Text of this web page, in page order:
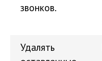
звонков.
Удалять